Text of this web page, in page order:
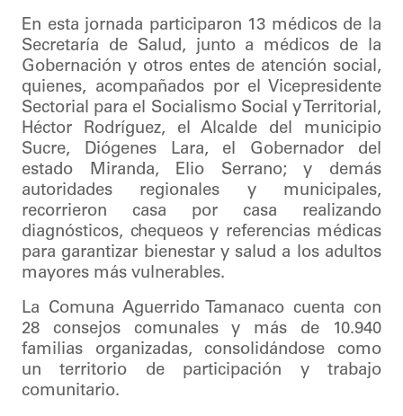
En esta jornada participaron 13 médicos de la
Secretaría de Salud, junto a médicos de la
Gobernación y otros entes de atención social,
quienes, acompañados por el Vicepresidente
Sectorial para el Socialismo Social y Territorial,
Héctor Rodríguez, el Alcalde del municipio
Sucre, Diógenes Lara, el Gobernador del
estado Miranda, Elio Serrano; y demás
autoridades regionales y municipales,
recorrieron casa por casa realizando
diagnósticos, chequeos y referencias médicas
para garantizar bienestar y salud a los adultos
mayores más vulnerables.
La Comuna Aguerrido Tamanaco cuenta con
28 consejos comunales y más de 10.940
familias organizadas, consolidándose como
un territorio de participación y trabajo
comunitario.